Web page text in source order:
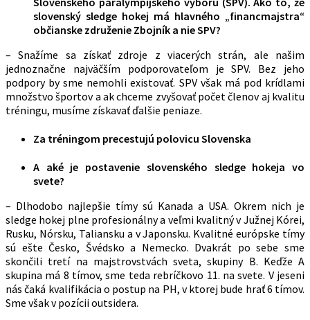
slovenský sledge hokej má hlavného „financmajstra“
občianske združenie Zbojník a nie SPV?
– Snažíme sa získať zdroje z viacerých strán, ale našim
jednoznačne najväčším podporovateľom je SPV. Bez jeho
podpory by sme nemohli existovať. SPV však má pod krídlami
množstvo športov a ak chceme zvyšovať počet členov aj kvalitu
tréningu, musíme získavať ďalšie peniaze.
Za tréningom precestujú polovicu Slovenska
A aké je postavenie slovenského sledge hokeja vo
svete?
– Dlhodobo najlepšie tímy sú Kanada a USA. Okrem nich je
sledge hokej plne profesionálny a veľmi kvalitný v Južnej Kórei,
Rusku, Nórsku, Taliansku a v Japonsku. Kvalitné európske tímy
sú ešte Česko, Švédsko a Nemecko. Dvakrát po sebe sme
skončili tretí na majstrovstvách sveta, skupiny B. Keďže A
skupina má 8 tímov, sme teda rebríčkovo 11. na svete. V jeseni
nás čaká kvalifikácia o postup na PH, v ktorej bude hrať 6 tímov.
Sme však v pozícii outsidera.